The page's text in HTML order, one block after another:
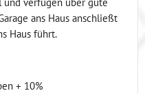
ans Haus anschließt
Haus führt.
+ 10%